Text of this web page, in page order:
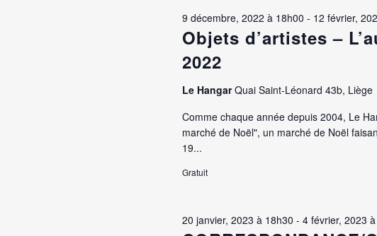
Objets d’artistes –
2022
9 décembre, 2022 à 18h00 - 12 février,
Le HangarQuai Saint-Léonard 43b, Liège
Comme chaque année depuis 2004, Le
marché de Noël", un marché de Noël
19...
Gratuit
20 janvier, 2023 à 18h30 -4 février, 2023